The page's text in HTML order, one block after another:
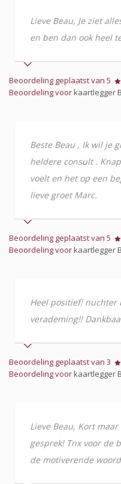
Lieve Beau, Je ziet
en ben dan ook heel
Beoordeling geplaatst van 5
Beoordeling voorkaartlegger
Beste Beau , Ik wil je
heldere consult .
voelt en het op een
lieve groet Marc.
Beoordeling geplaatst van 5
Beoordeling voorkaartlegger
Heel positief! nuchter
verademing!!
Beoordeling geplaatst van 3
Beoordeling voorkaartlegger
Lieve Beau, Kort
gesprek! Tnx voor de
de motiverende